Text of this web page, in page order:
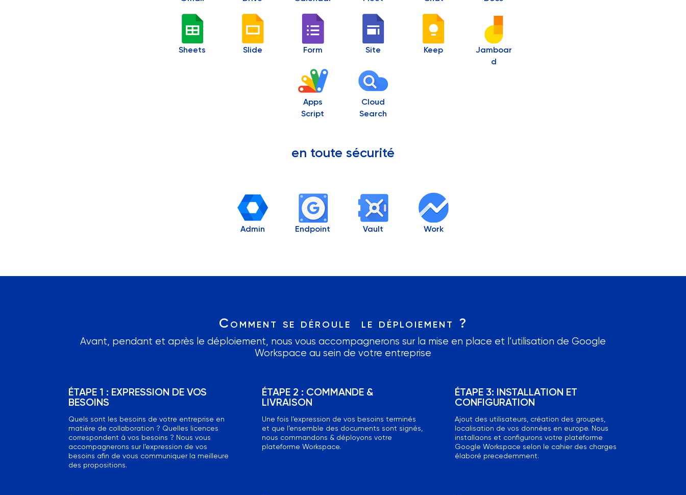
Sheets Slide Form
Apps
Script
Site
Cloud
Search
Keep
Jamboar
d
en toute sécurité
Admin Endpoint Vault Work
Comment se déroule le déploiement ?
Avant, pendant et après le déploiement, nous vous accompagnerons sur la mise en place et l’utilisation de Google
Workspace au sein de votre entreprise
ÉTAPE 1 : EXPRESSION DE VOS
BESOINS
Quels sont les besoins de votre entreprise en
matière de collaboration ? Quelles licences
correspondent à vos besoins ? Nous vous
accompagnerons sur l’expression de vos
besoins afin de vous communiquer la meilleure
des propositions.
ÉTAPE 2 : COMMANDE &
LIVRAISON
Une fois l’expression de vos besoins terminés
et que l’ensemble des documents sont signés,
nous commandons & déployons votre
plateforme Workspace.
ÉTAPE 3: INSTALLATION ET
CONFIGURATION
Ajout des utilisateurs, création des groupes,
localisation de vos données en europe. Nous
installaons et configurons votre plateforme
Google Workspace selon le cahier des charges
élaboré precedemment.